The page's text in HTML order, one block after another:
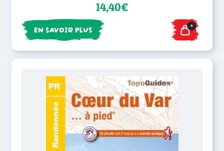
14,40€
EN SAVOIR PLUS +